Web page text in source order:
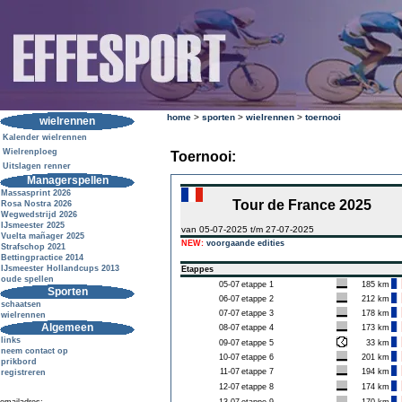
wielrennen
Kalender wielrennen
Wielrenploeg
Uitslagen renner
Managerspellen
Massasprint 2026
Rosa Nostra 2026
Wegwedstrijd 2026
IJsmeester 2025
Vuelta mañager 2025
Strafschop 2021
Bettingpractice 2014
IJsmeester Hollandcups 2013
oude spellen
Sporten
schaatsen
wielrennen
Algemeen
links
neem contact op
prikbord
registreren
home > sporten > wielrennen > toernooi
Toernooi:
Tour de France 2025
van 05-07-2025 t/m 27-07-2025
NEW: voorgaande edities
Etappes
05-07 etappe 1
185 km
06-07 etappe 2
212 km
07-07 etappe 3
178 km
08-07 etappe 4
173 km
09-07 etappe 5
33 km
10-07 etappe 6
201 km
11-07 etappe 7
194 km
12-07 etappe 8
174 km